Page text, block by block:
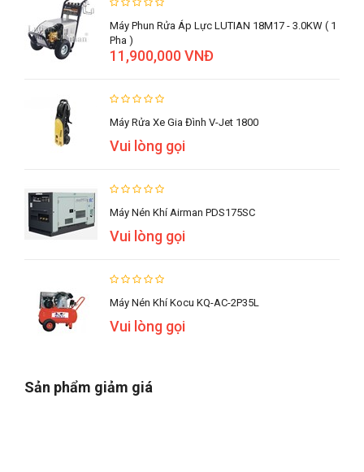
Máy Phun Rửa Áp Lực LUTIAN 18M17 - 3.0KW ( 1
Pha )
11,900,000 VNĐ
Máy Rửa Xe Gia Đình V-Jet 1800
Vui lòng gọi
Máy Nén Khí Airman PDS175SC
Vui lòng gọi
Máy Nén Khí Kocu KQ-AC-2P35L
Vui lòng gọi
Sản phẩm giảm giá